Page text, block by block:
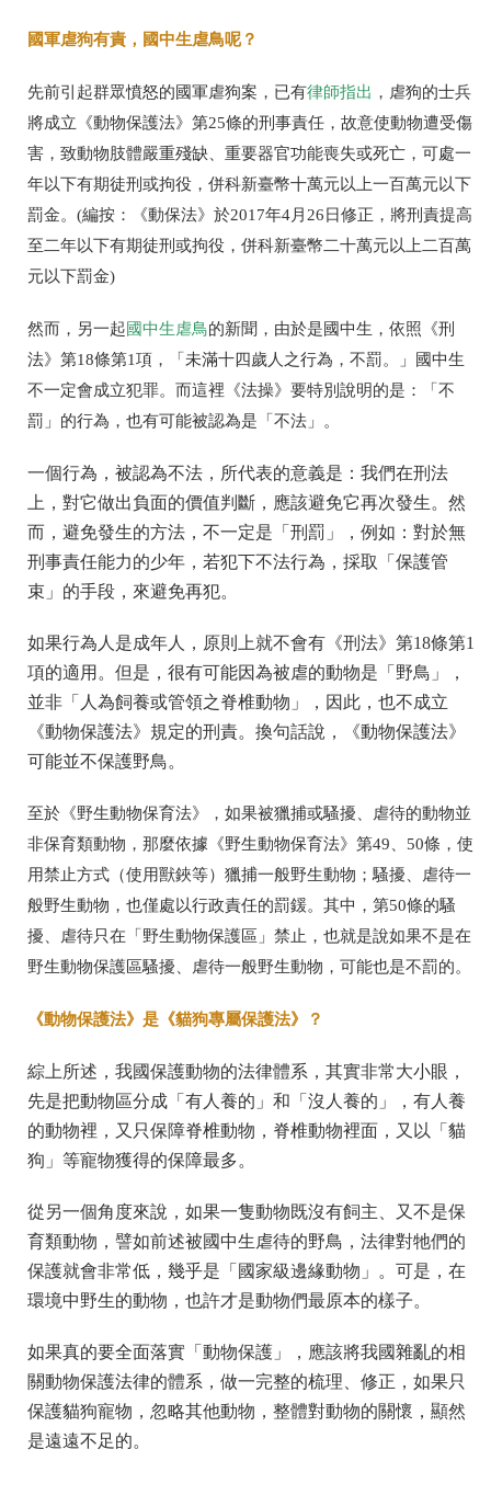
國軍虐狗有責，國中生虐鳥呢？
先前引起群眾憤怒的國軍虐狗案，已有律師指出 ，虐狗的士兵
將成立《動物保護法》第25條的刑事責任，故意使動物遭受傷
害，致動物肢體嚴重殘缺、重要器官功能喪失或死亡，可處一
年以下有期徒刑或拘役，併科新臺幣十萬元以上一百萬元以下
罰金。(編按：《動保法》於2017年4月26日修正，將刑責提高
至二年以下有期徒刑或拘役，併科新臺幣二十萬元以上二百萬
元以下罰金)
然而，另一起國中生虐鳥的新聞，由於是國中生，依照《刑
法》第18條第1項，「未滿十四歲人之行為，不罰。」國中生
不一定會成立犯罪。而這裡 《法操》 要特別說明的是：「不
罰」的行為，也有可能被認為是「不法」。
一個行為，被認為不法，所代表的意義是：我們在刑法
上，對它做出負面的價值判斷，應該避免它再次發生。然
而，避免發生的方法，不一定是「刑罰」，例如：對於無
刑事責任能力的少年，若犯下不法行為，採取「保護管
束」的手段，來避免再犯。
如果行為人是成年人，原則上就不會有《刑法》第18條第1
項的適用。但是，很有可能因為被虐的動物是「野鳥」，
並非「人為飼養或管領之脊椎動物」，因此，也不成立
《動物保護法》規定的刑責。換句話說，《動物保護法》
可能並不保護野鳥。
至於 《野生動物保育法》，如果被獵捕或騷擾、虐待的動物並
非保育類動物，那麼依據《野生動物保育法》第49、50條，使
用禁止方式（使用獸鋏等）獵捕一般野生動物；騷擾、虐待一
般野生動物，也僅處以行政責任的罰鍰。其中，第50條的騷
擾、虐待只在「野生動物保護區」禁止，也就是說如果不是在
野生動物保護區騷擾、虐待一般野生動物，可能也是不罰的。
《動物保護法》是《貓狗專屬保護法》？
綜上所述，我國保護動物的法律體系，其實非常大小眼，
先是把動物區分成「有人養的」和「沒人養的」，有人養
的動物裡，又只保障脊椎動物，脊椎動物裡面，又以「貓
狗」等寵物獲得的保障最多。
從另一個角度來說，如果一隻動物既沒有飼主、又不是保
育類動物，譬如前述被國中生虐待的野鳥，法律對牠們的
保護就會非常低，幾乎是「國家級邊緣動物」。可是，在
環境中野生的動物，也許才是動物們最原本的樣子。
如果真的要全面落實「動物保護」，應該將我國雜亂的相
關動物保護法律的體系，做一完整的梳理、修正，如果只
保護貓狗寵物，忽略其他動物，整體對動物的關懷，顯然
是遠遠不足的。